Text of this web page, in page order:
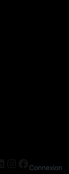
LinkedIn
Instagram
Connexion